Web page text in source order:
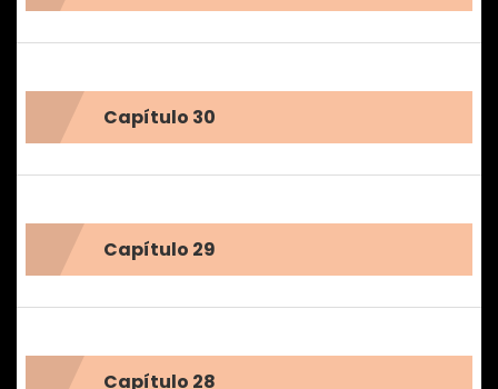
Capítulo 30
Capítulo 29
Capítulo 28